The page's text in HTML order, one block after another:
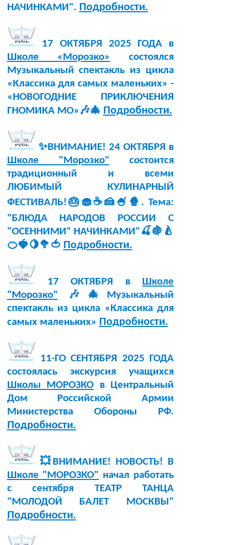
НАЧИНКАМИ". Подробности.
17 ОКТЯБРЯ 2025 ГОДА в
Школе «Морозко»
состоялся
Музыкальный спектакль из цикла
«Классика для самых маленьких» -
«НОВОГОДНИЕ ПРИКЛЮЧЕНИЯ
ГНОМИКА МО»🎶🎄 Подробности.
✨ВНИМАНИЕ! 24 ОКТЯБРЯ в
Школе "Морозко" состоится
традиционный и всеми
ЛЮБИМЫЙ КУЛИНАРНЫЙ
ФЕСТИВАЛЬ!🎂🧁☕🍰🍧🍿. Тема:
"БЛЮДА НАРОДОВ РОССИИ С
"ОСЕННИМИ" НАЧИНКАМИ"🍒🍇🍐
🍊🍓🍋🥦🍅 Подробности.
17 ОКТЯБРЯ в Школе
"Морозко" 🎶🎄Музыкальный
спектакль из цикла «Классика для
самых маленьких» Подробности.
11-ГО СЕНТЯБРЯ 2025 ГОДА
состоялась экскурсия учащихся
Школы МОРОЗКО в Центральный
Дом Российской Армии
Министерства Обороны РФ.
Подробности.
💥ВНИМАНИЕ! НОВОСТЬ! В
Школе "МОРОЗКО" начал работать
с сентября ТЕАТР ТАНЦА
"МОЛОДОЙ БАЛЕТ МОСКВЫ"
Подробности.